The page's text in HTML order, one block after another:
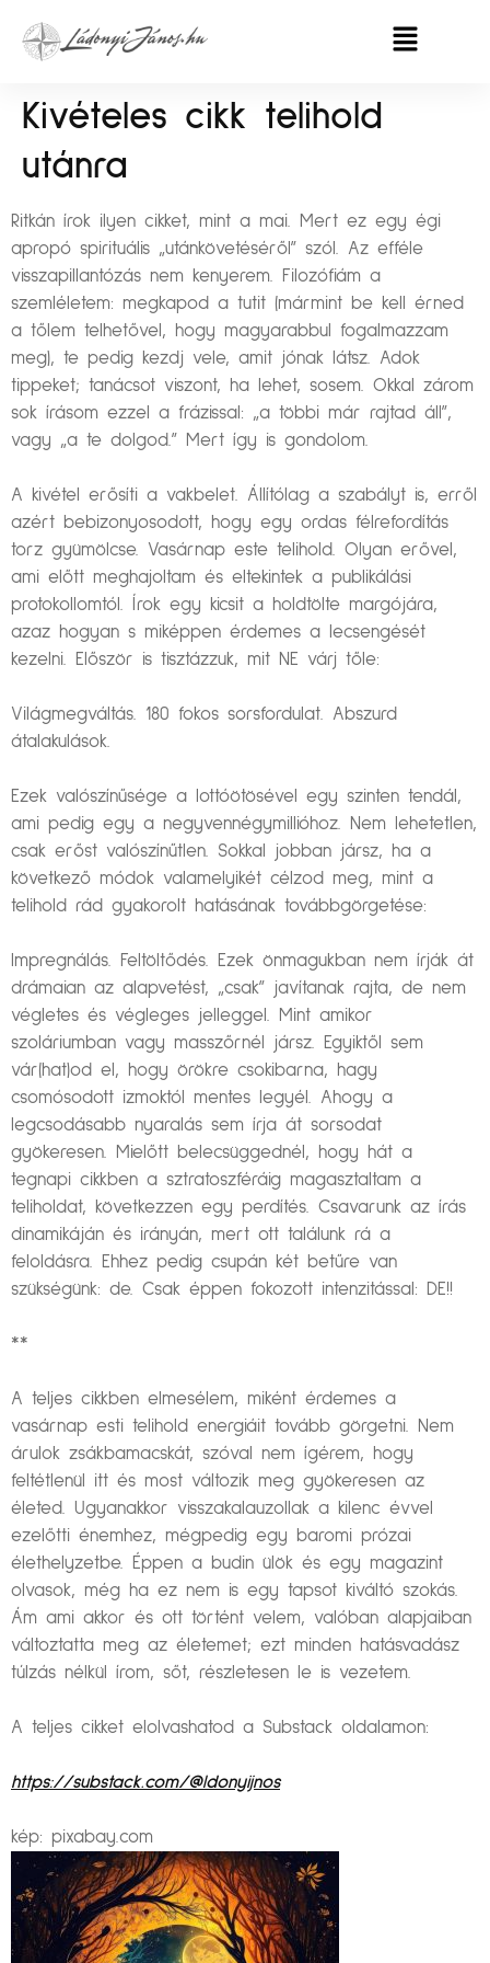
Kivételes cikk telihold
utánra
Ritkán írok ilyen cikket, mint a mai. Mert ez egy égi
apropó spirituális „utánkövetéséről” szól. Az efféle
visszapillantózás nem kenyerem. Filozófiám a
szemléletem: megkapod a tutit (mármint be kell érned
a tőlem telhetővel, hogy magyarabbul fogalmazzam
meg), te pedig kezdj vele, amit jónak látsz. Adok
tippeket; tanácsot viszont, ha lehet, sosem. Okkal zárom
sok írásom ezzel a frázissal: „a többi már rajtad áll”,
vagy „a te dolgod.” Mert így is gondolom.
A kivétel erősíti a vakbelet. Állítólag a szabályt is, erről
azért bebizonyosodott, hogy egy ordas félrefordítás
torz gyümölcse. Vasárnap este telihold. Olyan erővel,
ami előtt meghajoltam és eltekintek a publikálási
protokollomtól. Írok egy kicsit a holdtölte margójára,
azaz hogyan s miképpen érdemes a lecsengését
kezelni. Először is tisztázzuk, mit NE várj tőle:
Világmegváltás. 180 fokos sorsfordulat. Abszurd
átalakulások.
Ezek valószínűsége a lottóötösével egy szinten tendál,
ami pedig egy a negyvennégymillióhoz. Nem lehetetlen,
csak erőst valószínűtlen. Sokkal jobban jársz, ha a
következő módok valamelyikét célzod meg, mint a
telihold rád gyakorolt hatásának továbbgörgetése:
Impregnálás. Feltöltődés. Ezek önmagukban nem írják át
drámaian az alapvetést, „csak” javítanak rajta, de nem
végletes és végleges jelleggel. Mint amikor
szoláriumban vagy masszőrnél jársz. Egyiktől sem
vár(hat)od el, hogy örökre csokibarna, hagy
csomósodott izmoktól mentes legyél. Ahogy a
legcsodásabb nyaralás sem írja át sorsodat
gyökeresen. Mielőtt belecsüggednél, hogy hát a
tegnapi cikkben a sztratoszféráig magasztaltam a
teliholdat, következzen egy perdítés. Csavarunk az írás
dinamikáján és irányán, mert ott találunk rá a
feloldásra. Ehhez pedig csupán két betűre van
szükségünk: de. Csak éppen fokozott intenzitással: DE!!
**
A teljes cikkben elmesélem, miként érdemes a
vasárnap esti telihold energiáit tovább görgetni. Nem
árulok zsákbamacskát, szóval nem ígérem, hogy
feltétlenül itt és most változik meg gyökeresen az
életed. Ugyanakkor visszakalauzollak a kilenc évvel
ezelőtti énemhez, mégpedig egy baromi prózai
élethelyzetbe. Éppen a budin ülök és egy magazint
olvasok, még ha ez nem is egy tapsot kiváltó szokás.
Ám ami akkor és ott történt velem, valóban alapjaiban
változtatta meg az életemet; ezt minden hatásvadász
túlzás nélkül írom, sőt, részletesen le is vezetem.
A teljes cikket elolvashatod a Substack oldalamon:
https://substack.com/@ldonyijnos
kép: pixabay.com